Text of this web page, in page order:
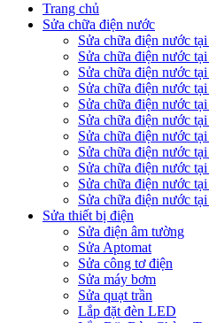
Trang chủ
Sửa chữa điện nước
Sửa chữa điện nước
Sửa chữa điện nước
Sửa chữa điện nước
Sửa chữa điện nước
Sửa chữa điện nước
Sửa chữa điện nước
Sửa chữa điện nước
Sửa chữa điện nước
Sửa chữa điện nước
Sửa chữa điện nước
Sửa chữa điện nước
Sửa thiết bị điện
Sửa điện âm tường
Sửa Aptomat
Sửa công tơ điện
Sửa máy bơm
Sửa quạt trần
Lắp đặt đèn LED